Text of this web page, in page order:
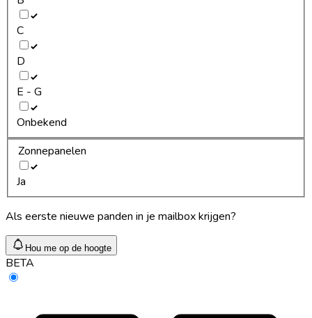
C
D
E - G
Onbekend
Zonnepanelen
Ja
Als eerste nieuwe panden in je mailbox krijgen?
Hou me op de hoogte
BETA